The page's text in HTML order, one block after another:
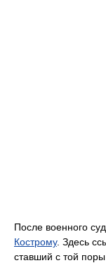
После военного
Кострому. Здесь
ставший с той